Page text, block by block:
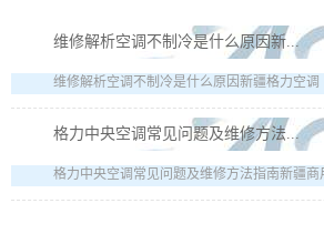
维修解析空调不制冷是什么原因新...
维修解析空调不制冷是什么原因新疆格力空调
格力中央空调常见问题及维修方法...
格力中央空调常见问题及维修方法指南新疆商